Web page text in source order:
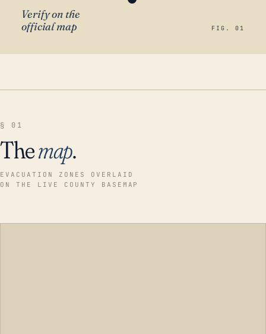
Verify on the
official map
FIG. 01
§ 01
Themap.
EVACUATION ZONES OVERLAID
ON THE LIVE COUNTY BASEMAP